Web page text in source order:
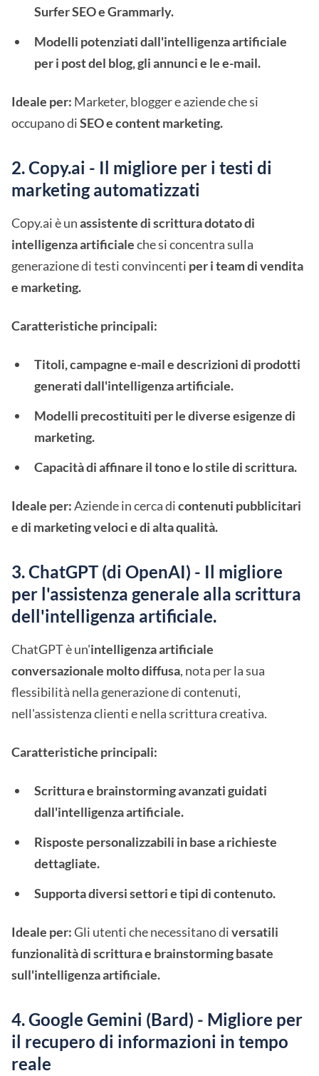
Surfer SEO e Grammarly.
Modelli potenziati dall'intelligenza artificiale
per i post del blog, gli annunci e le e-mail.
Ideale per: Marketer, blogger e aziende che si
occupano diSEO e content marketing.
2. Copy.ai - Il migliore per i testi di
marketing automatizzati
Copy.ai è unassistente di scrittura dotato di
intelligenza artificialeche si concentra sulla
generazione di testi convincenti per i team di vendita
e marketing.
Caratteristiche principali:
Titoli, campagne e-mail e descrizioni di prodotti
generati dall'intelligenza artificiale.
Modelli precostituiti per le diverse esigenze di
marketing.
Capacità di affinare il tono e lo stile di scrittura.
Ideale per:Aziende in cerca dicontenuti pubblicitari
e di marketing veloci e di alta qualità.
3. ChatGPT (di OpenAI) - Il migliore
per l'assistenza generale alla scrittura
dell'intelligenza artificiale.
ChatGPT è un'intelligenza artificiale
conversazionale molto diffusa, nota per la sua
flessibilità nella generazione di contenuti,
nell'assistenza clienti e nella scrittura creativa.
Caratteristiche principali:
Scrittura e brainstorming avanzati guidati
dall'intelligenza artificiale.
Risposte personalizzabili in base a richieste
dettagliate.
Supporta diversi settori e tipi di contenuto.
Ideale per:Gli utenti che necessitano diversatili
funzionalità di scrittura e brainstorming basate
sull'intelligenza artificiale.
4. Google Gemini (Bard) - Migliore per
il recupero di informazioni in tempo
reale